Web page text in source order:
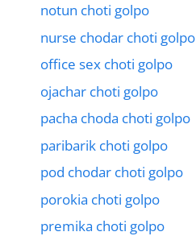
notun choti golpo
nurse chodar choti golpo
office sex choti golpo
ojachar choti golpo
pacha choda choti golpo
paribarik choti golpo
pod chodar choti golpo
porokia choti golpo
premika choti golpo